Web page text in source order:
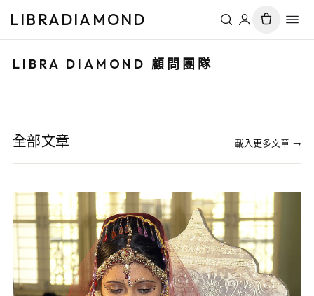
LIBRADIAMOND
LIBRA DIAMOND 顧問團隊
全部文章 載入更多文章 →